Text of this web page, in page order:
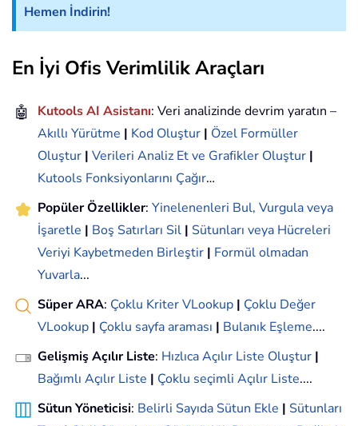
Hemen İndirin!
En İyi Ofis Verimlilik Araçları
🤖 Kutools AI Asistanı: Veri analizinde devrim yaratın –
Akıllı Yürütme | Kod Oluştur | Özel Formüller
Oluştur | Verileri Analiz Et ve Grafikler Oluştur |
Kutools Fonksiyonlarını Çağır…
Popüler Özellikler: Yinelenenleri Bul, Vurgula veya
İşaretle | Boş Satırları Sil | Sütunları veya Hücreleri
Veriyi Kaybetmeden Birleştir | Formül olmadan
Yuvarla...
Süper ARA: Çoklu Kriter VLookup | Çoklu Değer
VLookup | Çoklu sayfa araması | Bulanık Eşleme....
Gelişmiş Açılır Liste: Hızlıca Açılır Liste Oluştur |
Bağımlı Açılır Liste | Çoklu seçimli Açılır Liste....
Sütun Yöneticisi: Belirli Sayıda Sütun Ekle | Sütunları